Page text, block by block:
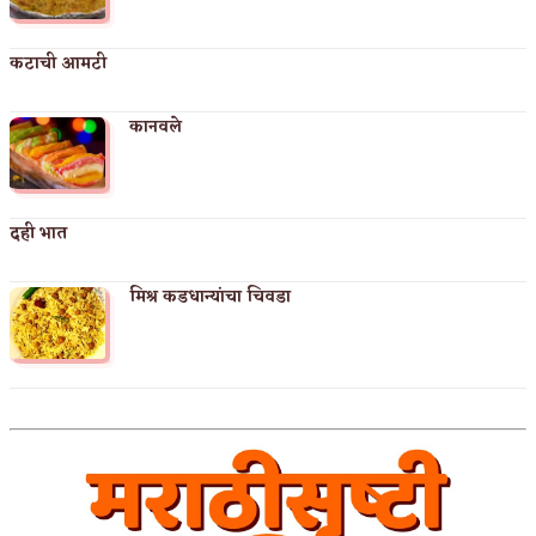
कटाची आमटी
कानवले
दही भात
मिश्र कडधान्यांचा चिवडा